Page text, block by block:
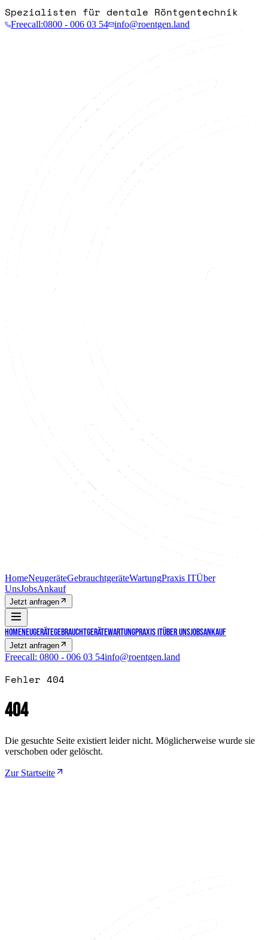
Spezialisten für dentale Röntgentechnik
Freecall:0800 - 006 03 54 info@roentgen.land
HomeNeugeräteGebrauchtgeräteWartungPraxis ITÜber
UnsJobsAnkauf
Jetzt anfragen
HomeNeugeräteGebrauchtgeräteWartungPraxis ITÜber UnsJobsAnkauf
Jetzt anfragen
Freecall: 0800 - 006 03 54info@roentgen.land
Fehler 404
404
Die gesuchte Seite existiert leider nicht. Möglicherweise wurde sie
verschoben oder gelöscht.
Zur Startseite